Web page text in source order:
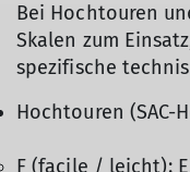
Bei Hochtouren
Skalen zum
spezifische
Hochtouren (SAC-
F (facile / leicht):